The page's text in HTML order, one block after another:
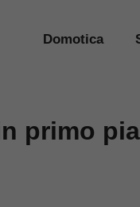
Domotica
primo